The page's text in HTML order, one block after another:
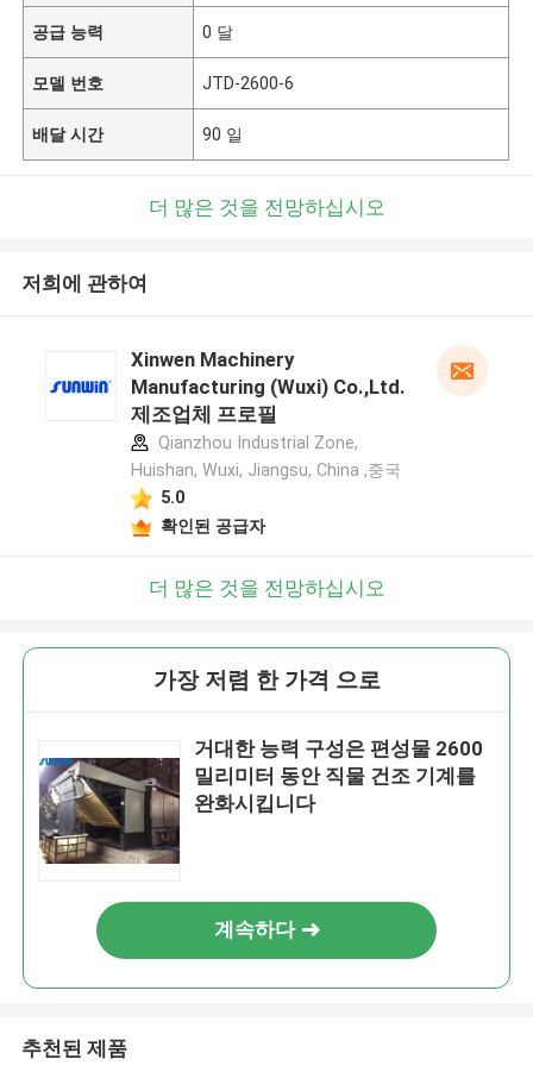
공급 능력 0 달
모델 번호 JTD-2600-6
배달 시간 90 일
더 많은 것을 전망하십시오
저희에 관하여
Xinwen Machinery
Manufacturing (Wuxi) Co.,Ltd.
제조업체 프로필
Qianzhou Industrial Zone,
Huishan, Wuxi, Jiangsu, China ,중국
5.0
확인된 공급자
더 많은 것을 전망하십시오
가장 저렴 한 가격 으로
거대한 능력 구성은 편성물 2600
밀리미터 동안 직물 건조 기계를
완화시킵니다
계속하다
추천된 제품